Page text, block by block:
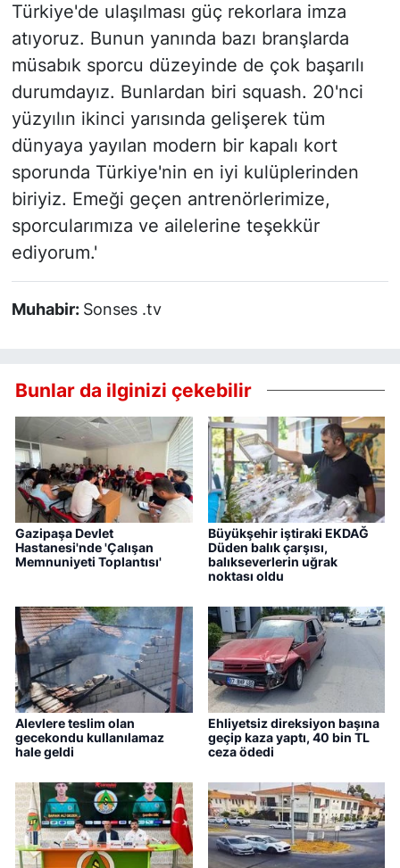
Türkiye'de ulaşılması güç rekorlara imza
atıyoruz. Bunun yanında bazı branşlarda
müsabık sporcu düzeyinde de çok başarılı
durumdayız. Bunlardan biri squash. 20'nci
yüzyılın ikinci yarısında gelişerek tüm
dünyaya yayılan modern bir kapalı kort
sporunda Türkiye'nin en iyi kulüplerinden
biriyiz. Emeği geçen antrenörlerimize,
sporcularımıza ve ailelerine teşekkür
ediyorum.'
Muhabir: Sonses .tv
Bunlar da ilginizi çekebilir
Gazipaşa Devlet
Hastanesi'nde 'Çalışan
Memnuniyeti Toplantısı'
Büyükşehir iştiraki EKDAĞ
Düden balık çarşısı,
balıkseverlerin uğrak
noktası oldu
Alevlere teslim olan
gecekondu kullanılamaz
hale geldi
Ehliyetsiz direksiyon başına
geçip kaza yaptı, 40 bin TL
ceza ödedi